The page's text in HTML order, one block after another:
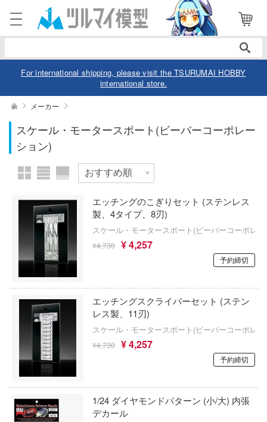
For international shipping, please visit the TSURUMAI HOBBY
international store.
メーカー
スケール・モータースポート(ビーバーコーポレー
ション)
エッチングのこぎりセット (ステンレス
製、4タイプ、8刃)
スケール・モータースポート(ビーバーコーポレ
¥4,730 ¥ 4,257
予約締切
エッチングスクライバーセット (ステン
レス製、11刃)
スケール・モータースポート(ビーバーコーポレ
¥4,730 ¥ 4,257
予約締切
1/24 ダイヤモンドパターン (小/大) 内張
デカール
表示商品
スケール
価格帯
欠品商品を表示
表示する
カテゴリー
プラモデル-アニメ/ゲーム作品別
フィギュア
電話で注文・問い合わせ
052-744-0979
会員登録
閲覧履歴 お気に入り
テゴリー
-アニメ/ゲーム作品別
ル-シリーズ別
アイテム
-アニメ/ゲーム作品別
ア-シリーズ別
ンフィギュアシリーズ
フィギュアシリーズ
リーズ
合
イ・ストーリー)
(インターアライド)
カー別
ョントイ
具・素材・他
シール・ステッカー
材・部品
ライアングル
第五人格 (アイデンティティV)
マスター
レイズナー
ック・バイク
ヘリ
用車両